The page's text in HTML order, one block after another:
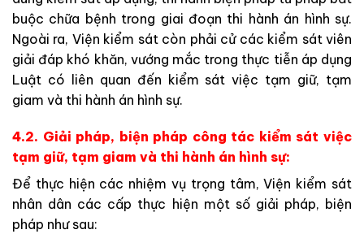
buộc chữa bệnh trong giai đoạn thi hành án hình sự.
Ngoài ra, Viện kiểm sát còn phải cử các kiểm sát viên
giải đáp khó khăn, vướng mắc trong thực tiễn áp dụng
Luật có liên quan đến kiểm sát việc tạm giữ, tạm
giam và thi hành án hình sự.
4.2. Giải pháp, biện pháp công tác kiểm sát việc
tạm giữ, tạm giam và thi hành án hình sự:
Để thực hiện các nhiệm vụ trọng tâm, Viện kiểm sát
nhân dân các cấp thực hiện một số giải pháp, biện
pháp như sau: